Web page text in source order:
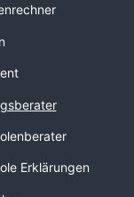
Erklärungen